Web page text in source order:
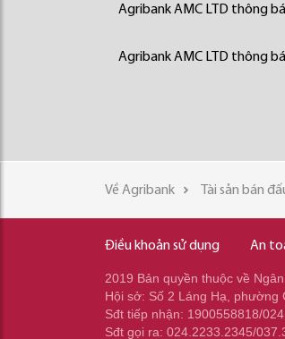
Agribank AMC LTD thông
Agribank AMC LTD thông
Về Agribank Tài sản bán
Điều khoản sử dụng An
2019 Bản quyền thuộc về
Hội sở: Số 2 Láng Hạ, phường
Sđt tiếp nhận: 1900558818/
Sđt gọi ra: 024.2233.2345/